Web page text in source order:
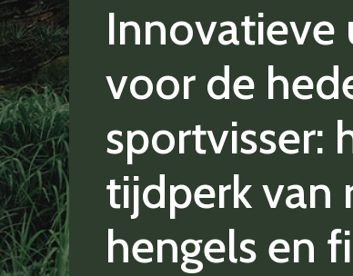
Innovatieve
voor de
sportvisser:
tijdperk van
hengels en